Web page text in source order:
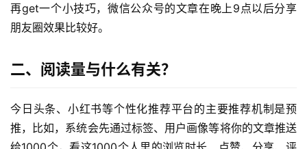
再get一个小技巧，微信公众号的文章在晚上9点以后分享
朋友圈效果比较好。
二、阅读量与什么有关？
今日头条、小红书等个性化推荐平台的主要推荐机制是预
推，比如，系统会先通过标签、用户画像等将你的文章推送